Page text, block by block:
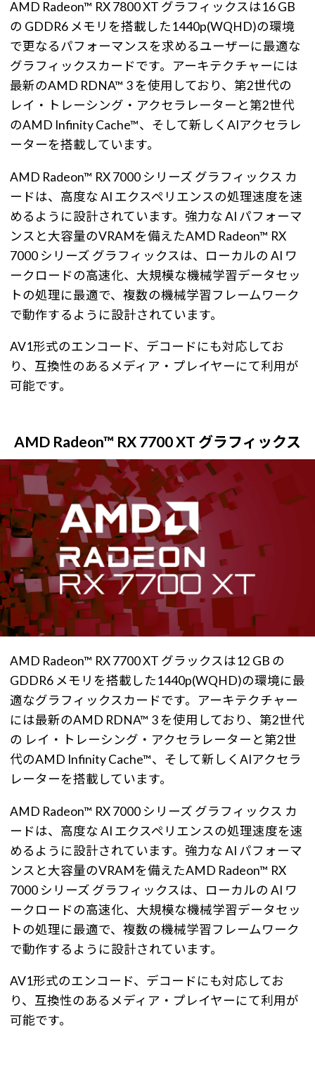
AMD Radeon™ RX 7800 XT グラフィックスは16 GB
の GDDR6 メモリを搭載した1440p(WQHD)の環境
で更なるパフォーマンスを求めるユーザーに最適な
グラフィックスカードです。アーキテクチャーには
最新のAMD RDNA™ 3 を使用しており、第2世代の
レイ・トレーシング・アクセラレーターと第2世代
のAMD Infinity Cache™、そして新しくAIアクセラレ
ーターを搭載しています。
AMD Radeon™ RX 7000 シリーズ グラフィックス カ
ードは、高度な AI エクスペリエンスの処理速度を速
めるように設計されています。強力な AI パフォーマ
ンスと大容量のVRAMを備えたAMD Radeon™ RX
7000 シリーズ グラフィックスは、ローカルの AI ワ
ークロードの高速化、大規模な機械学習データセッ
トの処理に最適で、複数の機械学習フレームワーク
で動作するように設計されています。
AV1形式のエンコード、デコードにも対応してお
り、互換性のあるメディア・プレイヤーにて利用が
可能です。
AMD Radeon™ RX 7700 XT グラフィックス
AMD Radeon™ RX 7700 XT グラックスは12 GB の
GDDR6 メモリを搭載した1440p(WQHD)の環境に最
適なグラフィックスカードです。アーキテクチャー
には最新のAMD RDNA™ 3 を使用しており、第2世代
の レイ・トレーシング・アクセラレーターと第2世
代のAMD Infinity Cache™、そして新しくAIアクセラ
レーターを搭載しています。
AMD Radeon™ RX 7000 シリーズ グラフィックス カ
ードは、高度な AI エクスペリエンスの処理速度を速
めるように設計されています。強力な AI パフォーマ
ンスと大容量のVRAMを備えたAMD Radeon™ RX
7000 シリーズ グラフィックスは、ローカルの AI ワ
ークロードの高速化、大規模な機械学習データセッ
トの処理に最適で、複数の機械学習フレームワーク
で動作するように設計されています。
AV1形式のエンコード、デコードにも対応してお
り、互換性のあるメディア・プレイヤーにて利用が
可能です。